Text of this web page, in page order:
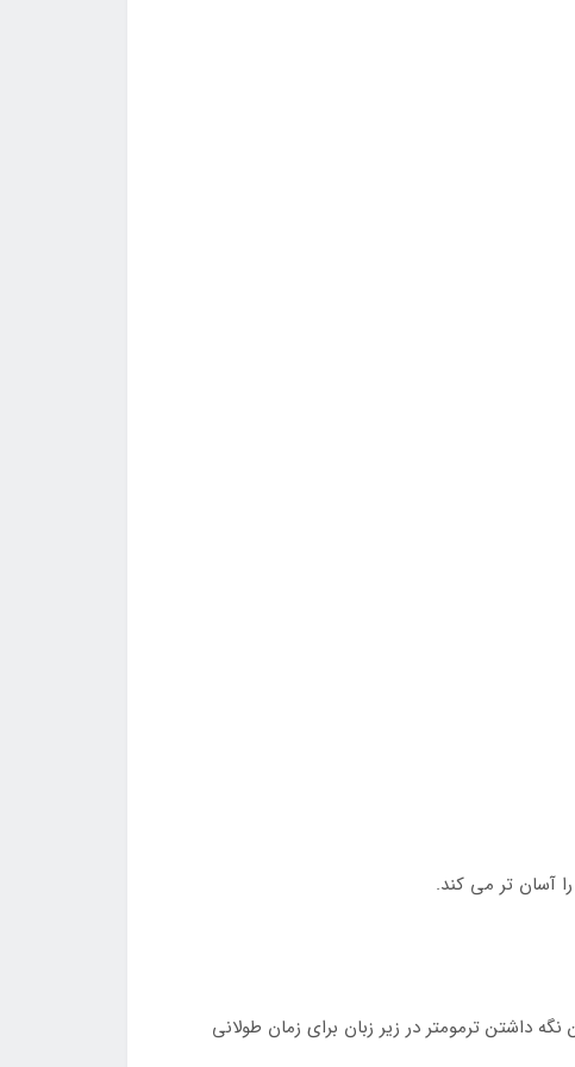
آسان تر می کند.
برای کودکان در این سنین نگه داشتن ترمومتر در زیر زبان برای زمان طولانی